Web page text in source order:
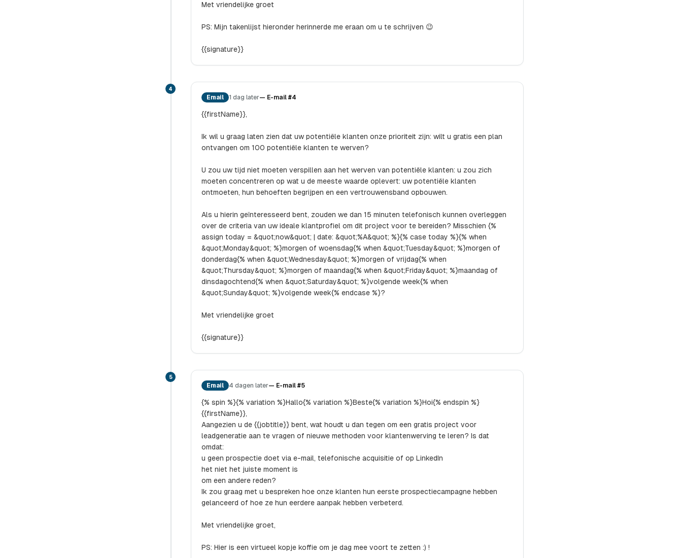
Met vriendelijke groet
PS: Mijn takenlijst hieronder herinnerde me eraan om u te schrijven 😉
{{signature}}
4
Email 1 dag later— E-mail #4
{{firstName}},
Ik wil u graag laten zien dat uw potentiële klanten onze prioriteit zijn: wilt u gratis een plan
ontvangen om 100 potentiële klanten te werven?
U zou uw tijd niet moeten verspillen aan het werven van potentiële klanten: u zou zich
moeten concentreren op wat u de meeste waarde oplevert: uw potentiële klanten
ontmoeten, hun behoeften begrijpen en een vertrouwensband opbouwen.
Als u hierin geïnteresseerd bent, zouden we dan 15 minuten telefonisch kunnen overleggen
over de criteria van uw ideale klantprofiel om dit project voor te bereiden? Misschien {%
assign today = &quot;now&quot; | date: &quot;%A&quot; %}{% case today %}{% when
&quot;Monday&quot; %}morgen of woensdag{% when &quot;Tuesday&quot; %}morgen of
donderdag{% when &quot;Wednesday&quot; %}morgen of vrijdag{% when
&quot;Thursday&quot; %}morgen of maandag{% when &quot;Friday&quot; %}maandag of
dinsdagochtend{% when &quot;Saturday&quot; %}volgende week{% when
&quot;Sunday&quot; %}volgende week{% endcase %}?
Met vriendelijke groet
{{signature}}
5
Email 4 dagen later— E-mail #5
{% spin %}{% variation %}Hallo{% variation %}Beste{% variation %}Hoi{% endspin %}
{{firstName}},
Aangezien u de {{jobtitle}} bent, wat houdt u dan tegen om een gratis project voor
leadgeneratie aan te vragen of nieuwe methoden voor klantenwerving te leren? Is dat
omdat:
u geen prospectie doet via e-mail, telefonische acquisitie of op LinkedIn
het niet het juiste moment is
om een andere reden?
Ik zou graag met u bespreken hoe onze klanten hun eerste prospectiecampagne hebben
gelanceerd of hoe ze hun eerdere aanpak hebben verbeterd.
Met vriendelijke groet,
PS: Hier is een virtueel kopje koffie om je dag mee voort te zetten :) !